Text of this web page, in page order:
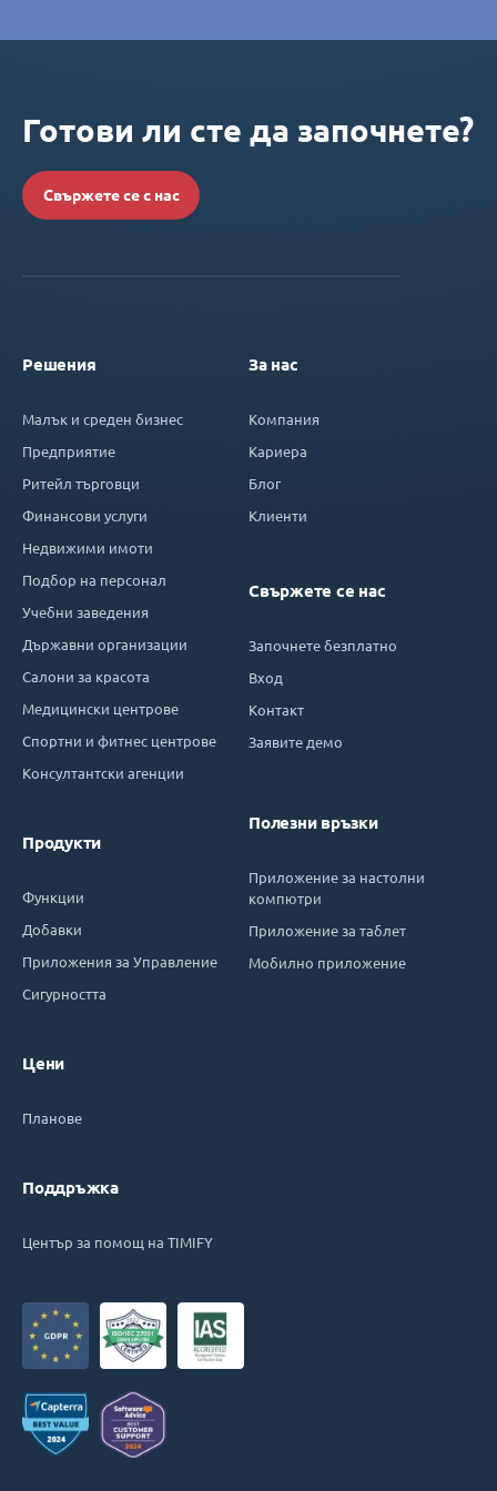
Готови ли сте да започнете?
Свържете се с нас
Решения
Малък и среден бизнес
Предприятие
Ритейл търговци
Финансови услуги
Недвижими имоти
Подбор на персонал
Учебни заведения
Държавни организации
Салони за красота
Медицински центрове
Спортни и фитнес центрове
Консултантски агенции
Продукти
Функции
Добавки
Приложения за Управление
Сигурността
Цени
Планове
Поддръжка
Център за помощ на TIMIFY
За нас
Компания
Кариера
Блог
Клиенти
Свържете се нас
Започнете безплатно
Вход
Контакт
Заявите демо
Полезни връзки
Приложение за настолни
компютри
Приложение за таблет
Мобилно приложение